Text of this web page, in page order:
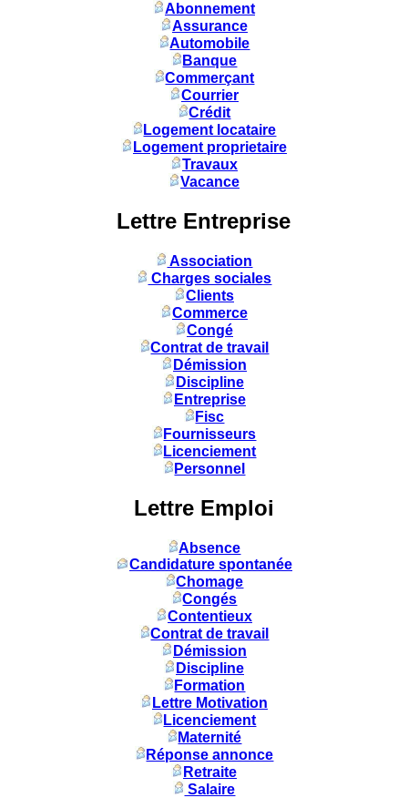
Abonnement
Assurance
Automobile
Banque
Commerçant
Courrier
Crédit
Logement locataire
Logement proprietaire
Travaux
Vacance
Lettre Entreprise
Association
Charges sociales
Clients
Commerce
Congé
Contrat de travail
Démission
Discipline
Entreprise
Fisc
Fournisseurs
Licenciement
Personnel
Lettre Emploi
Absence
Candidature spontanée
Chomage
Congés
Contentieux
Contrat de travail
Démission
Discipline
Formation
Lettre Motivation
Licenciement
Maternité
Réponse annonce
Retraite
Salaire